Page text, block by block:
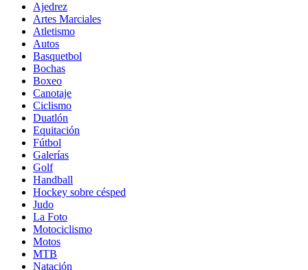
Ajedrez
Artes Marciales
Atletismo
Autos
Basquetbol
Bochas
Boxeo
Canotaje
Ciclismo
Duatlón
Equitación
Fútbol
Galerías
Golf
Handball
Hockey sobre césped
Judo
La Foto
Motociclismo
Motos
MTB
Natación